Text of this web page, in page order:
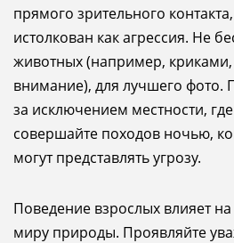
прямого зрительного
истолкован как агрессия. Не
животных (например,
внимание), для лучшего фото.
за исключением местности,
совершайте походов ночью,
могут представлять угрозу.
Поведение взрослых влияет
миру природы. Проявляйте